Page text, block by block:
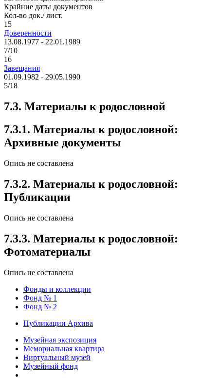
Крайние даты документов
Кол-во док./ лист.
15
Доверенности
13.08.1977 - 22.01.1989
7/10
16
Завещания
01.09.1982 - 29.05.1990
5/18
7.3. Материалы к родословной
7.3.1. Материалы к родословной:
Архивные документы
Опись не составлена
7.3.2. Материалы к родословной:
Публикации
Опись не составлена
7.3.3. Материалы к родословной:
Фотоматериалы
Опись не составлена
Фонды и коллекции
Фонд № 1
Фонд № 2
Публикации Архива
Музейная экспозиция
Мемориальная квартира
Виртуальный музей
Музейный фонд